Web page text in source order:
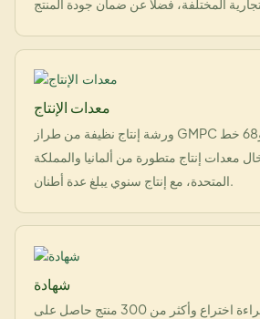
معدات الإنتاج
ورشة إنتاج نظيفة من طراز GMPC بمستوى 100000، و68 خط
معدات إنتاج متطورة من ألمانيا والمملكة
المتحدة، مع إنتاج سنوي يبلغ عدة أطنان.
شهادة
لدينا أكثر من 30 براءة اختراع وأكثر من 300 منتج حاصل على